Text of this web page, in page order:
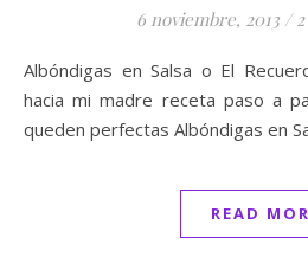
6 noviembre, 2013 /
Albóndigas en Salsa o El Recuerdo del Cariño, cómo las
hacia mi madre receta paso a
queden perfectas Albóndigas en
READ